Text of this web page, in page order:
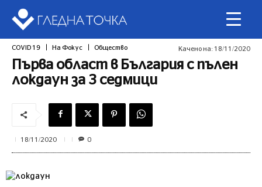
COVID 19 На Фокус Общество Качено на: 18/11/2020
Първа област в България с пълен
локдаун за 3 седмици
18/11/2020 0